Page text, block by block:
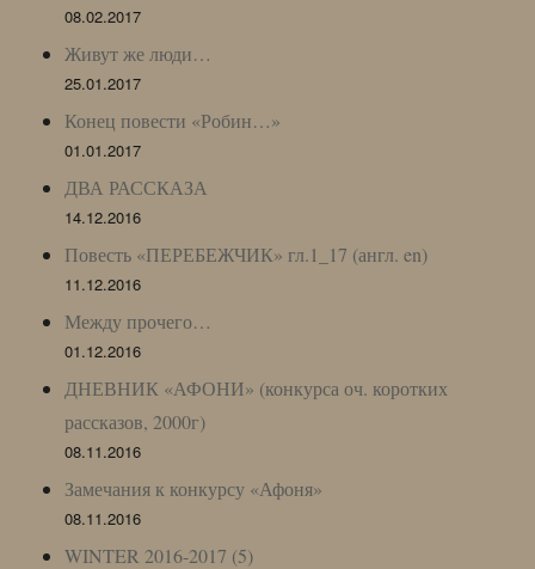
08.02.2017
Живут же люди…
25.01.2017
Конец повести «Робин…»
01.01.2017
ДВА РАССКАЗА
14.12.2016
Повесть «ПЕРЕБЕЖЧИК» гл.1_17 (англ. en)
11.12.2016
Между прочего…
01.12.2016
ДНЕВНИК «АФОНИ» (конкурса оч. коротких
рассказов, 2000г)
08.11.2016
Замечания к конкурсу «Афоня»
08.11.2016
WINTER 2016-2017 (5)